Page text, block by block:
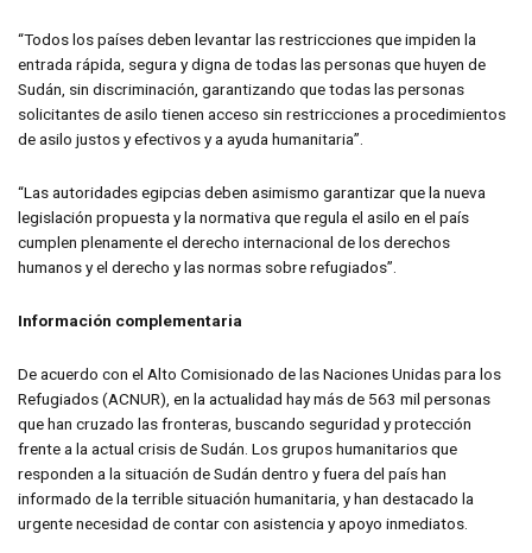
“Todos los países deben levantar las restricciones que impiden la
entrada rápida, segura y digna de todas las personas que huyen de
Sudán, sin discriminación, garantizando que todas las personas
solicitantes de asilo tienen acceso sin restricciones a procedimientos
de asilo justos y efectivos y a ayuda humanitaria”.
“Las autoridades egipcias deben asimismo garantizar que la nueva
legislación propuesta y la normativa que regula el asilo en el país
cumplen plenamente el derecho internacional de los derechos
humanos y el derecho y las normas sobre refugiados”.
Información complementaria
De acuerdo con el Alto Comisionado de las Naciones Unidas para los
Refugiados (ACNUR), en la actualidad hay más de 563 mil personas
que han cruzado las fronteras, buscando seguridad y protección
frente a la actual crisis de Sudán. Los grupos humanitarios que
responden a la situación de Sudán dentro y fuera del país han
informado de la terrible situación humanitaria, y han destacado la
urgente necesidad de contar con asistencia y apoyo inmediatos.